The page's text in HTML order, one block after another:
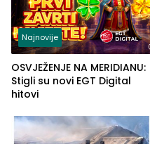
Najnovije
OSVJEŽENJE NA MERIDIANU:
Stigli su novi EGT Digital
hitovi